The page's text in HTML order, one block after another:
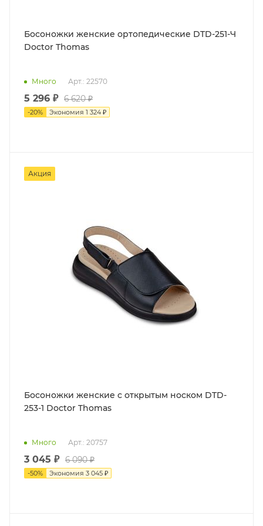
Босоножки женские ортопедические DTD-251-Ч
Doctor Thomas
Много Арт.: 22570
5 296 ₽ 6 620 ₽
-20% Экономия 1 324 ₽
Акция
Босоножки женские с открытым носком DTD-
253-1 Doctor Thomas
Много Арт.: 20757
3 045 ₽ 6 090 ₽
-50% Экономия 3 045 ₽